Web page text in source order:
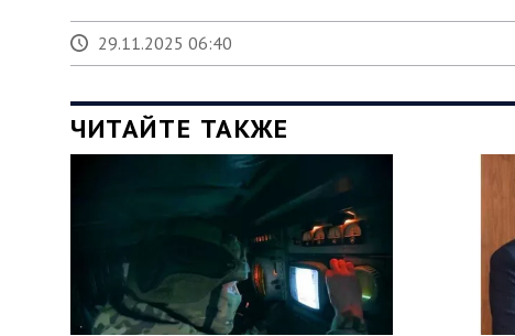
29.11.2025 06:40
ЧИТАЙТЕ ТАКЖЕ